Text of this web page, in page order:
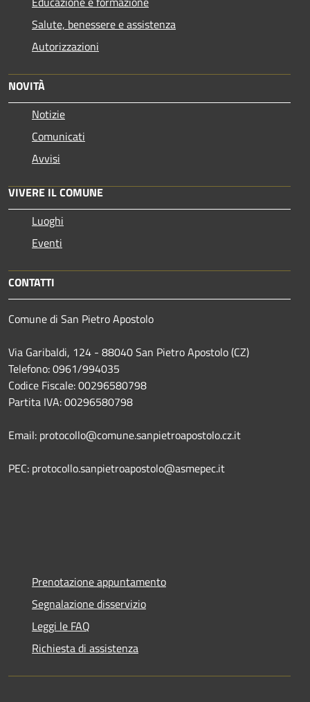
Salute, benessere e assistenza
Autorizzazioni
NOVITÀ
Notizie
Comunicati
Avvisi
VIVERE IL COMUNE
Luoghi
Eventi
CONTATTI
Comune di San Pietro Apostolo
Via Garibaldi, 124 - 88040 San Pietro Apostolo (CZ)
Telefono: 0961/994035
Codice Fiscale: 00296580798
Partita IVA: 00296580798
Email: protocollo@comune.sanpietroapostolo.cz.it
PEC: protocollo.sanpietroapostolo@asmepec.it
Prenotazione appuntamento
Segnalazione disservizio
Leggi le FAQ
Richiesta di assistenza